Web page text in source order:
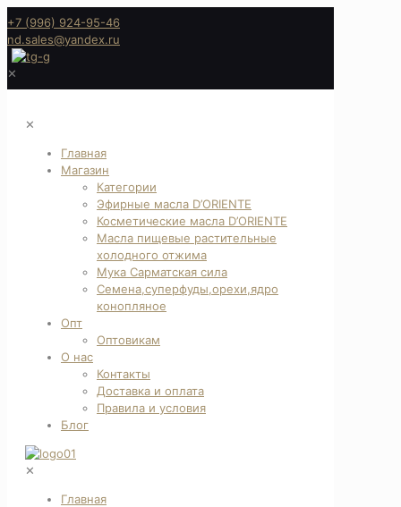
+7 (996) 924-95-46
nd.sales@yandex.ru
✕
✕
Главная
Магазин
Категории
Эфирные масла D’ORIENTE
Косметические масла D’ORIENTE
Масла пищевые растительные
холодного отжима
Мука Сарматская сила
Семена,суперфуды,орехи,ядро
конопляное
Опт
Оптовикам
О нас
Контакты
Доставка и оплата
Правила и условия
Блог
✕
Главная